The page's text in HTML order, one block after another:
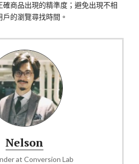
確商品出現的精準度；避免出現不相
的瀏覽尋找時間。
Nelson
at Conversion Lab